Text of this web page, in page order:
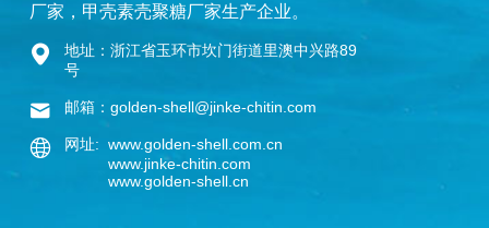
厂家 ， 甲壳素壳聚糖厂家生产企业。
地址：浙江省玉环市坎门街道里澳中兴路89
号
邮箱：golden-shell@jinke-chitin.com
网址: www.golden-shell.com.cn
www.jinke-chitin.com
www.golden-shell.cn